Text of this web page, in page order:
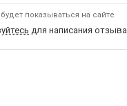
показываться на сайте
для написания отзыва